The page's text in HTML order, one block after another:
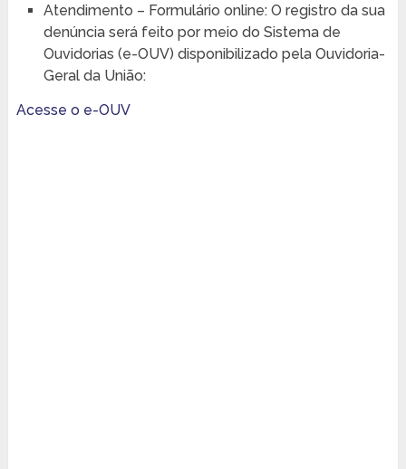
Atendimento – Formulário online: O registro da sua
denúncia será feito por meio do Sistema de
Ouvidorias (e-OUV) disponibilizado pela Ouvidoria-
Geral da União:
Acesse o e-OUV